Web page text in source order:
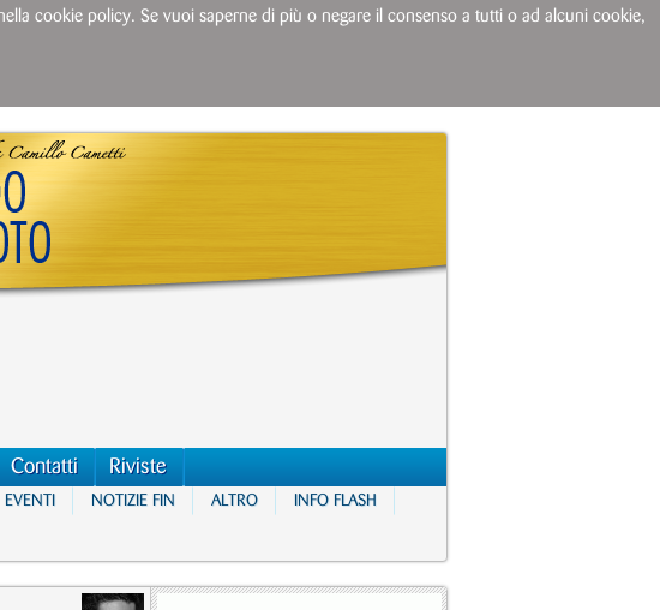
Contatti Riviste
EVENTI NOTIZIE FIN ALTRO INFO FLASH
cookie policy. Se vuoi saperne di più o negare il consenso a tutti o ad alcuni cookie,